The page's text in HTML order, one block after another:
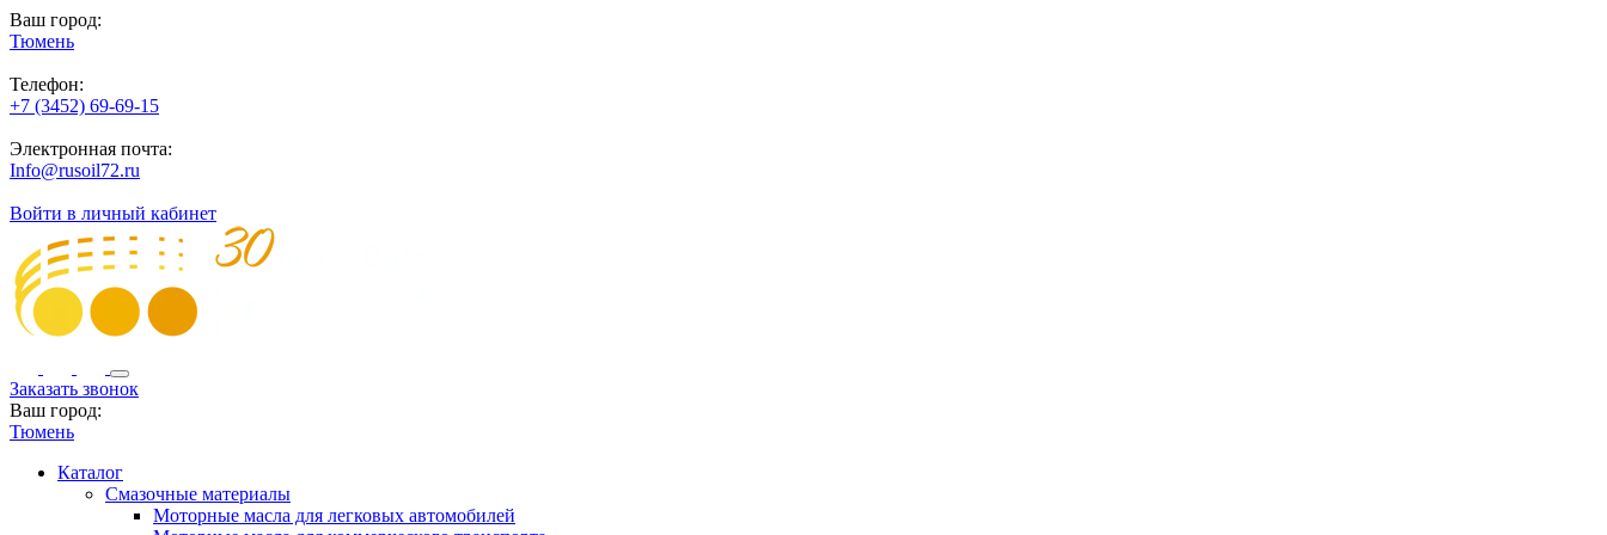
Ваш город:
Тюмень
Телефон:
+7 (3452) 69-69-15
Электронная почта:
Info@rusoil72.ru
Войти в личный кабинет
Заказать звонок
Ваш город:
Тюмень
Каталог
Смазочные материалы
Моторные масла для легковых автомобилей